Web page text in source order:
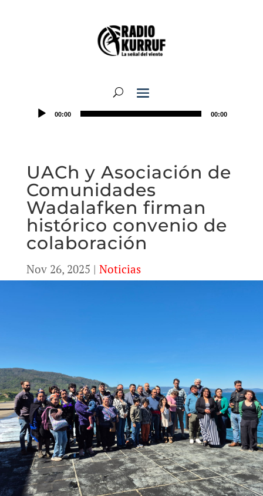
00:00 00:00
UACh y Asociación de
Comunidades
Wadalafken firman
histórico convenio de
colaboración
Nov 26, 2025 | Noticias